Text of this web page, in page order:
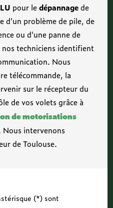
pour ledépannagede
d'un problème de pile, de
ou d'une panne de
techniciens identifient
Nous
télécommande, la
sur le récepteur du
de vos volets grâce à
de motorisations
Nous intervenons
de Toulouse.
(*) sont